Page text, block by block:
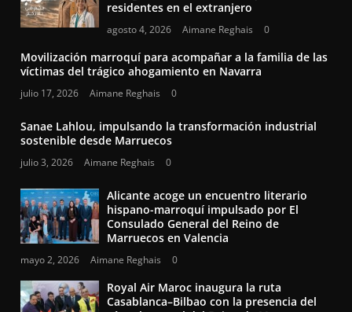
residentes en el extranjero
agosto 4, 2026 Aimane Reghais 0
Movilización marroquí para acompañar a la familia de las
víctimas del trágico ahogamiento en Navarra
julio 17, 2026 Aimane Reghais 0
Sanae Lahlou, impulsando la transformación industrial
sostenible desde Marruecos
julio 3, 2026 Aimane Reghais 0
Alicante acoge un encuentro literario
hispano-marroquí impulsado por El
Consulado General del Reino de
Marruecos en Valencia
mayo 2, 2026 Aimane Reghais 0
Royal Air Maroc inaugura la ruta
Casablanca–Bilbao con la presencia del